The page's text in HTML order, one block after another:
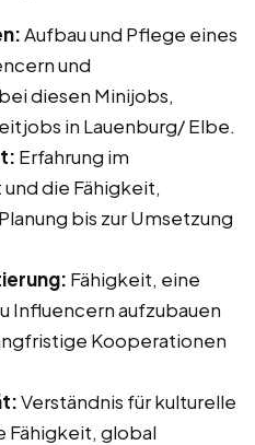
Aufbau und Pflege eines
und
diesen Minijobs,
in Lauenburg/ Elbe.
Erfahrung im
die Fähigkeit,
bis zur Umsetzung
Fähigkeit, eine
Influencern aufzubauen
Kooperationen
Verständnis für kulturelle
Fähigkeit, global